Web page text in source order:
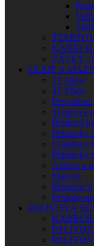
ZÁTKY /
OLEJE A
2T Oleje
4T Oleje
Tlmičové
Brzdové
Prípravky
Chladiace
Prípravky
Aditíva a
Magura
Motorex
PALIVOVÁ